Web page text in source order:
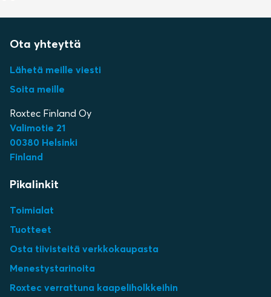
Ota yhteyttä
Lähetä meille viesti
Soita meille
Roxtec Finland Oy
Valimotie 21
00380 Helsinki
Finland
Pikalinkit
Toimialat
Tuotteet
Osta tiivisteitä verkkokaupasta
Menestystarinoita
Roxtec verrattuna kaapeliholkkeihin